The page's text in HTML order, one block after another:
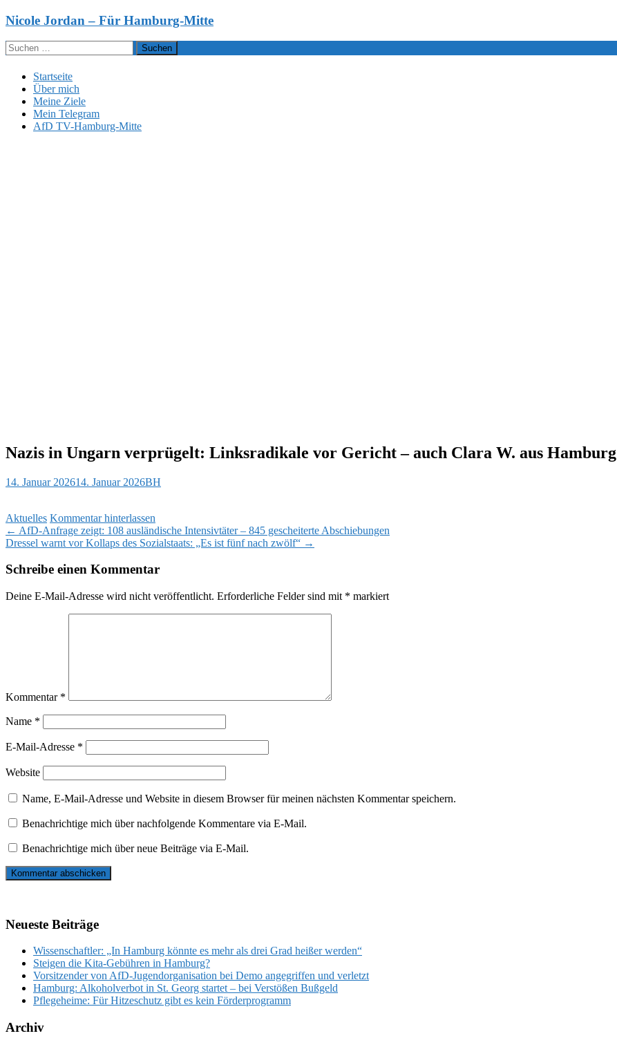
Zum
springen
Nicole Jordan – Für Hamburg-Mitte
Suchen
nach:
Startseite
Über mich
Meine Ziele
Mein Telegram
AfD TV-Hamburg-Mitte
Nazis in Ungarn verprügelt: Linksradikale vor Gericht – auch Clara W. aus Hamburg
14. Januar 202614. Januar 2026BH
Aktuelles Kommentar hinterlassen
Beitragsnavigation
← AfD-Anfrage zeigt: 108 ausländische Intensivtäter – 845 gescheiterte Abschiebungen
Dressel warnt vor Kollaps des Sozialstaats: „Es ist fünf nach zwölf“ →
Schreibe einen Kommentar
Deine E-Mail-Adresse wird nicht veröffentlicht. Erforderliche Felder sind mit * markiert
Kommentar *
Name *
E-Mail-Adresse *
Website
Name, E-Mail-Adresse und Website in diesem Browser für meinen nächsten Kommentar speichern.
Benachrichtige mich über nachfolgende Kommentare via E-Mail.
Benachrichtige mich über neue Beiträge via E-Mail.
Neueste Beiträge
Wissenschaftler: „In Hamburg könnte es mehr als drei Grad heißer werden“
Steigen die Kita-Gebühren in Hamburg?
Vorsitzender von AfD-Jugendorganisation bei Demo angegriffen und verletzt
Hamburg: Alkoholverbot in St. Georg startet – bei Verstößen Bußgeld
Pflegeheime: Für Hitzeschutz gibt es kein Förderprogramm
Archiv